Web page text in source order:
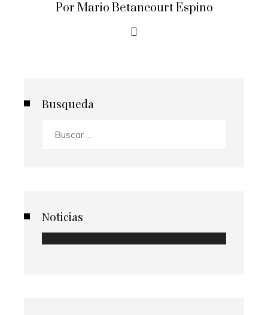
Por Mario Betancourt Espino
Busqueda
Noticias